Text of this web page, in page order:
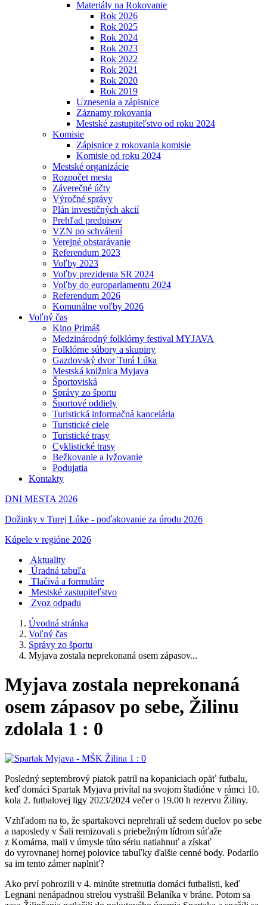
Materiály na Rokovanie
Rok 2026
Rok 2025
Rok 2024
Rok 2023
Rok 2022
Rok 2021
Rok 2020
Rok 2019
Uznesenia a zápisnice
Záznamy rokovania
Mestské zastupiteľstvo od roku 2024
Komisie
Zápisnice z rokovania komisie
Komisie od roku 2024
Mestské organizácie
Rozpočet mesta
Záverečné účty
Výročné správy
Plán investičných akcií
Prehľad predpisov
VZN po schválení
Verejné obstarávanie
Referendum 2023
Voľby 2023
Voľby prezidenta SR 2024
Voľby do europarlamentu 2024
Referendum 2026
Komunálne voľby 2026
Voľný čas
Kino Primáš
Medzinárodný folklórny festival MYJAVA
Folklórne súbory a skupiny
Gazdovský dvor Turá Lúka
Mestská knižnica Myjava
Športoviská
Správy zo športu
Športové oddiely
Turistická informačná kancelária
Turistické ciele
Turistické trasy
Cyklistické trasy
Bežkovanie a lyžovanie
Podujatia
Kontakty
DNI MESTA 2026
Dožinky v Turej Lúke - poďakovanie za úrodu 2026
Kúpele v regióne 2026
Aktuality
Úradná tabuľa
Tlačivá a formuláre
Mestské zastupiteľstvo
Zvoz odpadu
Úvodná stránka
Voľný čas
Správy zo športu
Myjava zostala neprekonaná osem zápasov...
Myjava zostala neprekonaná
osem zápasov po sebe, Žilinu
zdolala 1 : 0
Posledný septembrový piatok patril na kopaniciach opäť futbalu,
keď domáci Spartak Myjava privítal na svojom štadióne v rámci 10.
kola 2. futbalovej ligy 2023/2024 večer o 19.00 h rezervu Žiliny.
Vzhľadom na to, že spartakovci neprehrali už sedem duelov po sebe
a naposledy v Šali remizovali s priebežným lídrom súťaže
z Komárna, mali v úmysle túto sériu natiahnuť a získať
do vyrovnanej hornej polovice tabuľky ďalšie cenné body. Podarilo
sa im tento zámer naplniť?
Ako prví pohrozili v 4. minúte stretnutia domáci futbalisti, keď
Legnani nenápadnou strelou vystrašil Belaníka v bráne. Potom sa